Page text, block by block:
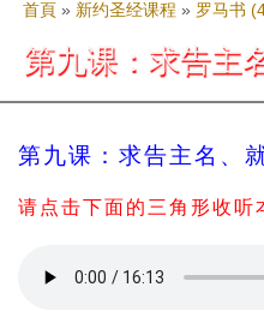
您在這裡
首頁 » 新约圣经课程 » 罗马书
第九课：求告主
第九课：求告主名
请点击下面的三角形收听